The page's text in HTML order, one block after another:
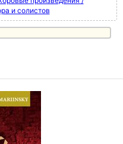
и солистов